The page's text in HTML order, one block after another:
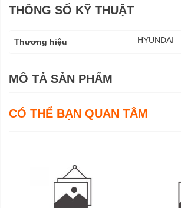
THÔNG SỐ KỸ THUẬT
thuật
Thương hiệu HYUNDAI
MÔ TẢ SẢN PHẨM
CÓ THỂ BẠN QUAN TÂM